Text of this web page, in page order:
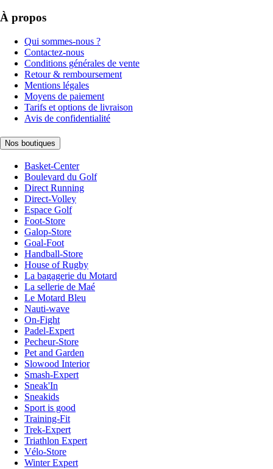
À propos
Qui sommes-nous ?
Contactez-nous
Conditions générales de vente
Retour & remboursement
Mentions légales
Moyens de paiement
Tarifs et options de livraison
Avis de confidentialité
Nos boutiques
Basket-Center
Boulevard du Golf
Direct Running
Direct-Volley
Espace Golf
Foot-Store
Galop-Store
Goal-Foot
Handball-Store
House of Rugby
La bagagerie du Motard
La sellerie de Maé
Le Motard Bleu
Nauti-wave
On-Fight
Padel-Expert
Pecheur-Store
Pet and Garden
Slowood Interior
Smash-Expert
Sneak'In
Sneakids
Sport is good
Training-Fit
Trek-Expert
Triathlon Expert
Vélo-Store
Winter Expert